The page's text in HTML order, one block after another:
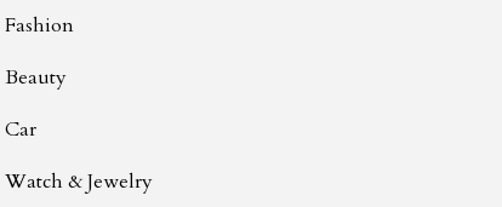
Fashion
Beauty
Car
Watch & Jewelry